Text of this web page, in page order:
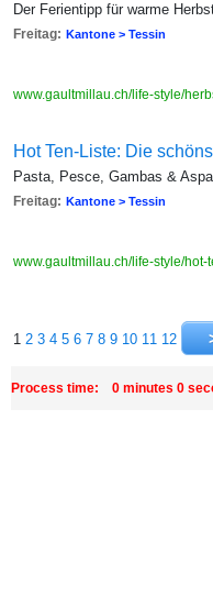
Der Ferientipp für warme
Freitag: Kantone > Tessin
www.gaultmillau.ch/life-style/
Hot Ten-Liste: Die
Pasta, Pesce, Gambas &
Freitag: Kantone > Tessin
www.gaultmillau.ch/life-style/
1 2 3 4 5 6 7 8 9 10 11 12
Process time: 0 minutes 0